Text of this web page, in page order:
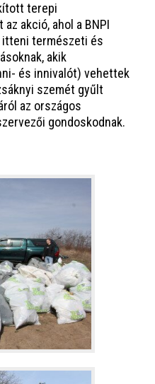
terepi
akció, ahol a BNPI
itteni természeti és
akik
és innivalót) vehettek
szemét gyűlt
az országos
gondoskodnak.